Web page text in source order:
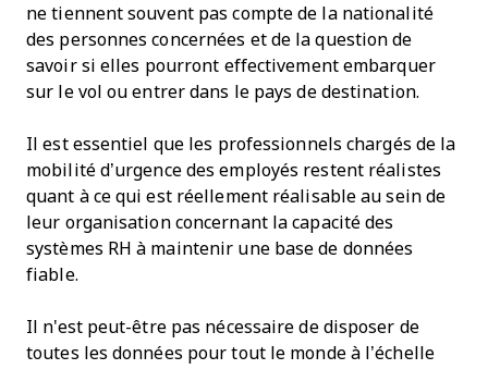
ne tiennent souvent pas compte de la nationalité
des personnes concernées et de la question de
savoir si elles pourront effectivement embarquer
sur le vol ou entrer dans le pays de destination.
Il est essentiel que les professionnels chargés de la
mobilité d’urgence des employés restent réalistes
quant à ce qui est réellement réalisable au sein de
leur organisation concernant la capacité des
systèmes RH à maintenir une base de données
fiable.
Il n'est peut-être pas nécessaire de disposer de
toutes les données pour tout le monde à l’échelle